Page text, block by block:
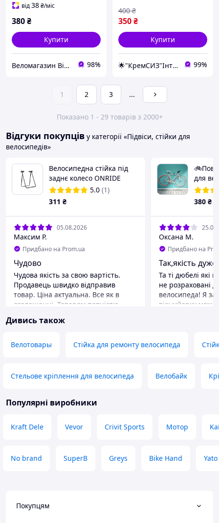
від38₴/міс
380₴
Купити
Веломагазин Bike-components.com.ua 98%
350₴
400 ₴
Купити
🌟"КремСИЗ"Інтернет-магазин 99%
1 2 3 ...
Показано 1 - 29 товарів з 2000+
Відгуки покупців у категорії «Підвіси, стійки для
велосипедів»
Велосипедна стійка під
заднє колесо ONRIDE
Stable
5.0 (1)
311 ₴
05.08.2026
Максим Р.
Придбано на Prom.ua
Чудово
Чудова якість за свою вартість.
Продавець швидко відправив
товар. Ціна актуальна. Все як в
оголошенні. Товаром повністю
повністю справляється.
для
за
380 ₴
Оксана М.
Придбано на
Так,якість
Та ті дюбелі які
не розраховані
велосипеда! Я
вісьмйорку
Дивись також
Велотовары Стійка для ремонту велосипеда
Стельове кріплення для велосипеда Велобайк
Популярні виробники
Kraft Dele Vevor Crivit Sports Мотор
No brand SuperB Greys Bike Hand Yato
Покупцям